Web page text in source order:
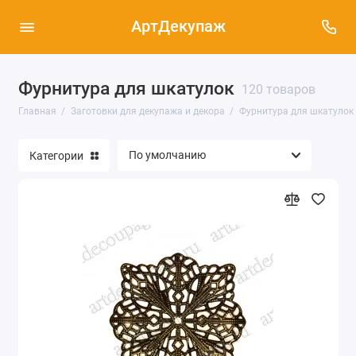
АртДекупаж
Фурнитура для шкатулок 120 товаров
Главная Заготовки для декупажа и декора Фурнитура для шкатулок
Декоративные плоские фигурки из фанеры и
МДФ (422)
механизмы и стрелки для часов (433)
Заготовки из картона, папье-маше и
пенопласта (139)
Заготовки из кожи (19)
Заготовки из металла (33)
Заготовки из стекла и пластика (101)
Категории